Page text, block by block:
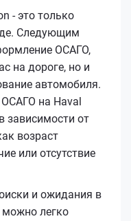
- это только
Следующим
ОСАГО,
на дороге, но и
автомобиля.
на Haval
зависимости от
возраст
или отсутствие
и ожидания в
легко